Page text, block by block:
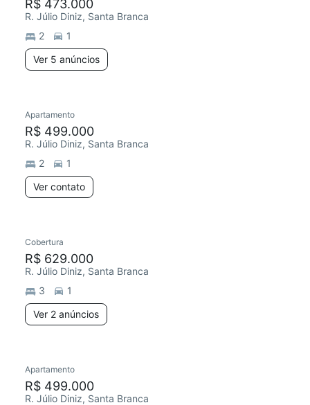
R$ 473.000
R. Júlio Diniz, Santa Branca
2
1
Ver 5 anúncios
Apartamento
R$ 499.000
R. Júlio Diniz, Santa Branca
2
1
Ver contato
Cobertura
R$ 629.000
R. Júlio Diniz, Santa Branca
3
1
Ver 2 anúncios
Apartamento
R$ 499.000
R. Júlio Diniz, Santa Branca